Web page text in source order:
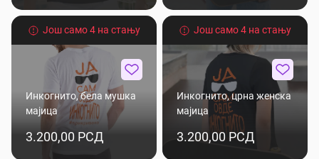
Још само 4 на стању
Инкогнито, бела мушка
мајица
3.200,00 РСД
Још само 4 на стању
Инкогнито, црна женска
мајица
3.200,00 РСД